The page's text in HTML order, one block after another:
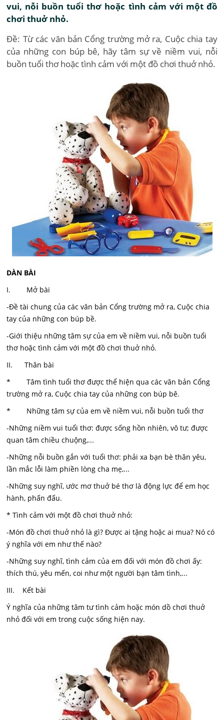
vui, nỗi buồn tuổi thơ hoặc tình cảm với một đồ
chơi thuở nhỏ.
Đề: Từ các văn bản Cổng trường mở ra, Cuộc chia tay
của những con búp bê, hãy tâm sự về niềm vui, nỗi
buồn tuổi thơ hoặc tình cảm với một đồ chơi thuở nhỏ.
DÀN BÀI
I. Mở bài
-Đề tài chung của các văn bản Cổng trường mở ra, Cuộc chia
tay của những con búp bề.
-Giới thiệu những tâm sự của em về niềm vui, nỗi buồn tuổi
thơ hoặc tình cảm với một đồ chơi thuở nhỏ.
II. Thân bài
* Tâm tình tuổi thơ được thể hiện qua các văn bản Cổng
trường mở ra, Cuộc chia tay của những con búp bê.
* Những tâm sự của em về niềm vui, nỗi buồn tuổi thơ
-Những niềm vui tuổi thơ: được sống hồn nhiên, vô tư; được
quan tâm chiều chuộng,...
-Những nỗi buồn gắn với tuổi thơ: phải xa bạn bè thân yêu,
lần mắc lỗi làm phiền lòng cha mẹ,...
-Những suy nghĩ, ước mơ thuở bé thơ là động lực để em học
hành, phấn đấu.
* Tình cảm với một đồ chơi thuở nhỏ:
-Món đồ chơi thuở nhỏ là gì? Được ai tặng hoặc ai mua? Nó có
ý nghĩa với em như thế nào?
-Những suy nghĩ, tình cảm của em đối với món đồ chơi ấy:
thích thú, yêu mến, coi như một người bạn tâm tình,...
III. Kết bài
Ý nghĩa của những tâm tư tình cảm hoặc món dồ chơi thuở
nhỏ đối với em trong cuộc sống hiện nay.